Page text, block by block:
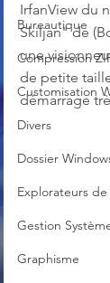
Bureautique
Compression
Customisation
Divers
Dossier
Explorateurs
Gestion
Graphisme
IrfanView du
Skiljan" de
une
de petite
démarrage